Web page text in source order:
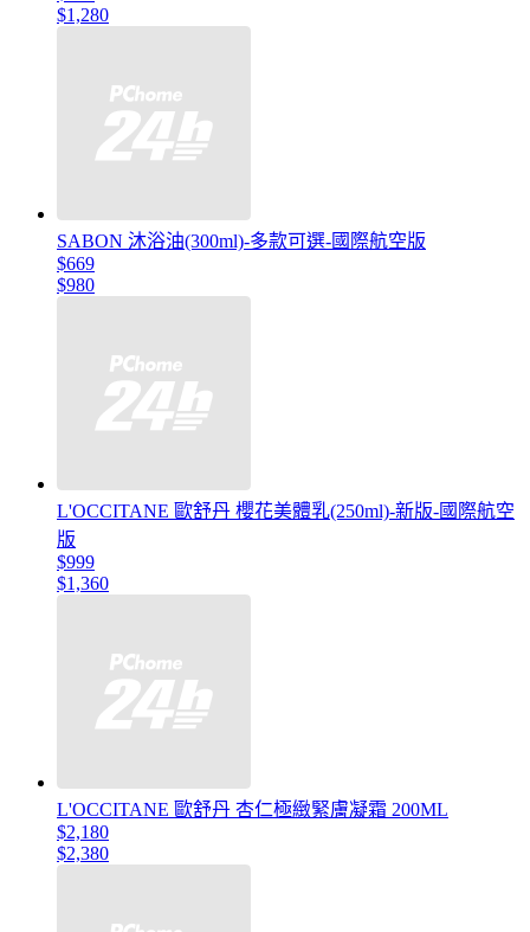
$1,280
SABON 沐浴油(300ml)-多款可選-國際航空版
$669
$980
L'OCCITANE 歐舒丹 櫻花美體乳(250ml)-新版-國際航空
版
$999
$1,360
L'OCCITANE 歐舒丹 杏仁極緻緊膚凝霜 200ML
$2,180
$2,380